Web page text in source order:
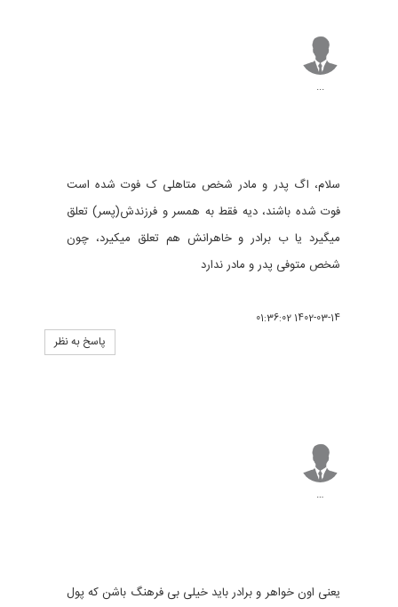
...
سلام، اگ پدر و مادر شخص متاهلی ک فوت شده است
فوت شده باشند، دیه فقط به همسر و فرزندش(پسر) تعلق
میگیرد یا ب برادر و خاهرانش هم تعلق میکیرد، چون
شخص متوفی پدر و مادر ندارد
1402-03-14 01:36:02
پاسخ به نظر
…
یعنی اون خواهر و برادر باید خیلی بی فرهنگ باشن که پول